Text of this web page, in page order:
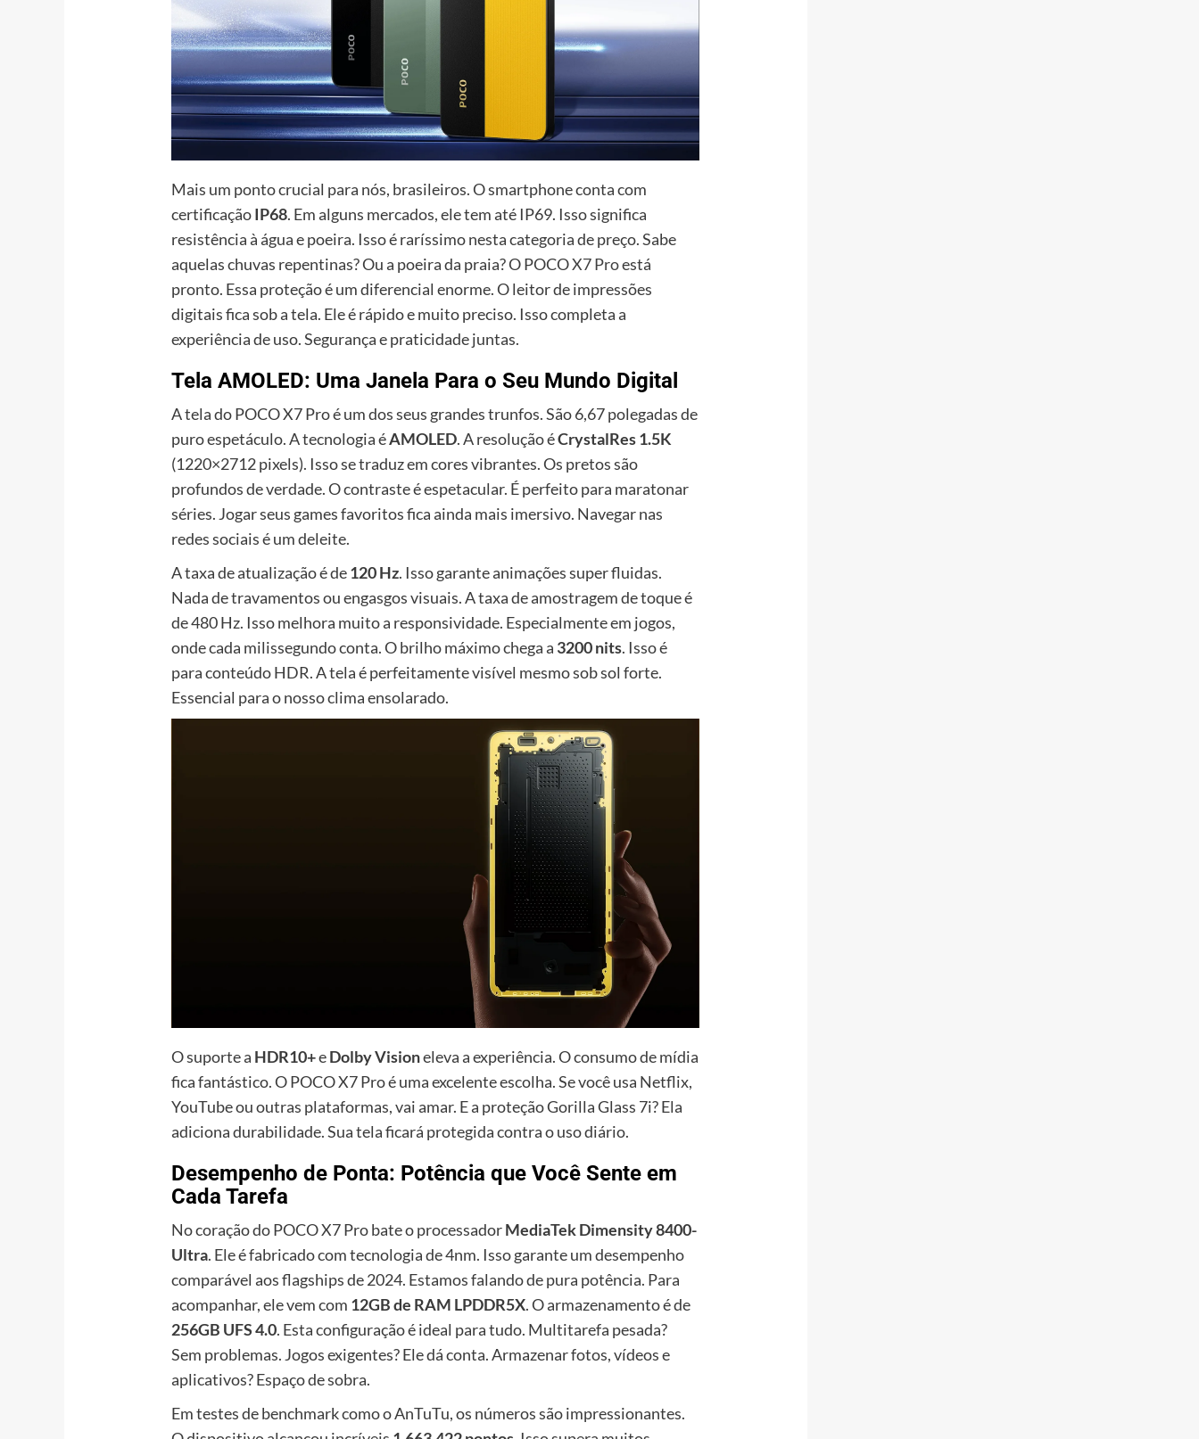
Mais um ponto crucial para nós, brasileiros. O smartphone conta com
certificaçãoIP68. Em alguns mercados, ele tem até IP69. Isso significa
resistência à água e poeira. Isso é raríssimo nesta categoria de preço. Sabe
aquelas chuvas repentinas? Ou a poeira da praia? O POCOX7 Proestá
pronto. Essa proteção é um diferencial enorme. O leitor de impressões
digitais fica sob a tela. Ele é rápido e muito preciso. Isso completa a
experiência de uso. Segurança e praticidade juntas.
Tela AMOLED: Uma Janela Para o Seu Mundo Digital
A tela do POCO X7 Pro é um dos seus grandes trunfos. São 6,67 polegadas de
puro espetáculo. A tecnologia éAMOLED. A resolução éCrystalRes 1.5K
(1220×2712 pixels). Isso se traduz em cores vibrantes. Os pretos são
profundos de verdade. O contraste é espetacular. É perfeito para maratonar
séries. Jogar seus games favoritos fica ainda mais imersivo. Navegar nas
redes sociais é um deleite.
A taxa de atualização é de120 Hz. Isso garante animações super fluidas.
Nada de travamentos ou engasgos visuais. A taxa de amostragem de toque é
de 480 Hz. Isso melhora muito a responsividade. Especialmente em jogos,
onde cada milissegundo conta. O brilho máximo chega a 3200 nits. Isso é
para conteúdo HDR. A tela é perfeitamente visível mesmo sob sol forte.
Essencial para o nosso clima ensolarado.
O suporte a HDR10+eDolby Visioneleva a experiência. O consumo de mídia
fica fantástico. O POCO X7 Pro é uma excelente escolha. Se você usa Netflix,
YouTube ou outras plataformas, vai amar. E a proteção Gorilla Glass 7i? Ela
adiciona durabilidade. Sua tela ficará protegida contra o uso diário.
Desempenho de Ponta: Potência que Você Sente em
Cada Tarefa
No coração do POCO X7 Pro bate o processadorMediaTek Dimensity 8400-
Ultra. Ele é fabricado com tecnologia de 4nm. Isso garante um desempenho
comparável aos flagships de 2024. Estamos falando de pura potência. Para
acompanhar, ele vem com 12GB de RAM LPDDR5X. O armazenamento é de
256GB UFS 4.0. Esta configuração é ideal para tudo. Multitarefa pesada?
Sem problemas. Jogos exigentes? Ele dá conta. Armazenar fotos, vídeos e
aplicativos? Espaço de sobra.
Em testes de benchmark como o AnTuTu, os números são impressionantes.